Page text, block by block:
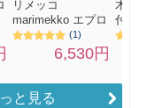
と見る